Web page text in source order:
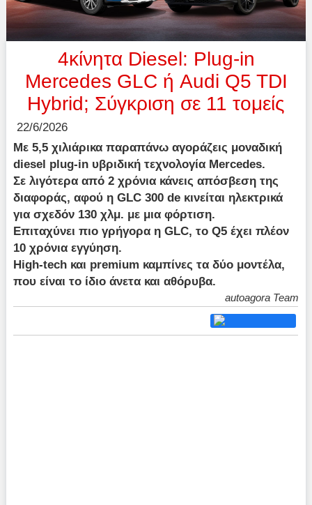
4κίνητα Diesel: Plug-in
Mercedes GLC ή Audi Q5 TDI
Hybrid; Σύγκριση σε 11 τομείς
22/6/2026
Mε 5,5 χιλιάρικα παραπάνω αγοράζεις μοναδική
diesel plug-in υβριδική τεχνολογία Mercedes.
Σε λιγότερα από 2 χρόνια κάνεις απόσβεση της
διαφοράς, αφού η GLC 300 de κινείται ηλεκτρικά
για σχεδόν 130 χλμ. με μια φόρτιση.
Επιταχύνει πιο γρήγορα η GLC, το Q5 έχει πλέον
10 χρόνια εγγύηση.
High-tech και premium καμπίνες τα δύο μοντέλα,
που είναι το ίδιο άνετα και αθόρυβα.
autoagora Team